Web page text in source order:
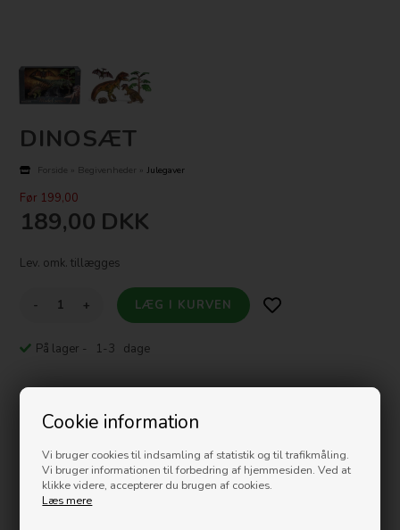
Cookie information
Vi bruger cookies til indsamling af statistik og til trafikmåling.
Vi bruger informationen til forbedring af hjemmesiden. Ved at
klikke videre, accepterer du brugen af cookies.
Læs mere
DINOSÆT
Forside » Begivenheder » Julegaver
Før 199,00
189,00 DKK
Lev. omk. tillægges
- +
På lager - 1-3 dage
Beskrivelse
DINO SÆT
Det flotteste og sejeste dino sæt! Her får du flotte og seje